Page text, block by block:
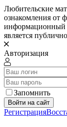
Любительские
ознакомления от
информационный
является
Авторизация
Запомнить
Войти на сайт
Регистрация